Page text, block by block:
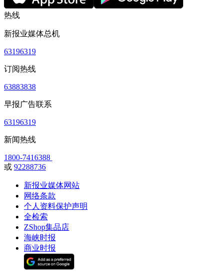
热线
新报业媒体总机
63196319
订阅热线
63883838
早报广告联系
63196319
新闻热线
1800-7416388
或 92288736
新报业媒体网站
网络条款
个人资料保护声明
全检索
ZShop集品店
海峡时报
商业时报